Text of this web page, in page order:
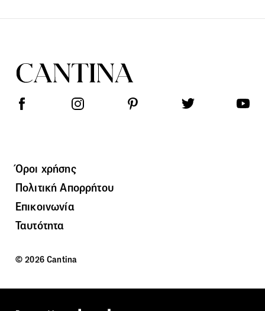
Όροι χρήσης
Πολιτική Απορρήτου
Επικοινωνία
Ταυτότητα
© 2026 Cantina